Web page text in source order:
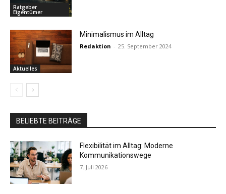
Ratgeber
Eigentümer
Aktuelles
Minimalismus im Alltag
Redaktion - 25. September 2024
BELIEBTE BEITRÄGE
Flexibilität im Alltag: Moderne
Kommunikationswege
7. Juli 2026